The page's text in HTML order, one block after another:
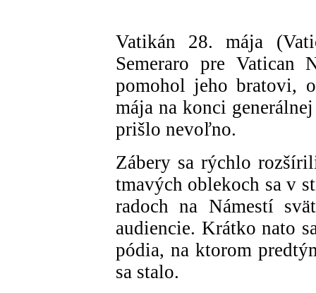
Vatikán 28. mája
Semeraro pre Vatican
pomohol jeho bratovi,
mája na konci
prišlo nevoľno.
Zábery sa rýchlo
tmavých oblekoch sa v
radoch na Námestí
audiencie. Krátko nato
pódia, na ktorom
sa stalo.